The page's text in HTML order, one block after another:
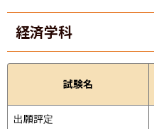
経済学科
試験名
出願評定